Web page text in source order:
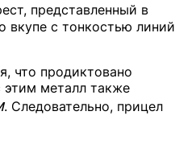
представленный в
вкупе с тонкостью линий
что продиктовано
металл также
. Следовательно, прицел